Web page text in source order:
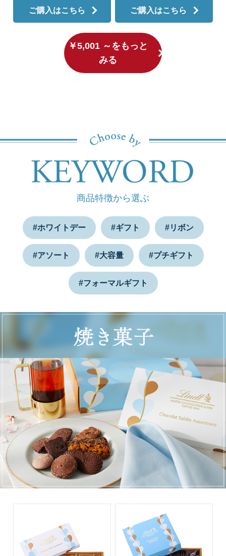
ご購入はこちら ご購入はこちら
￥5,001 ～をもっと
みる
商品特徴から選ぶ
#ホワイトデー #ギフト #リボン
#アソート #大容量 #プチギフト
#フォーマルギフト